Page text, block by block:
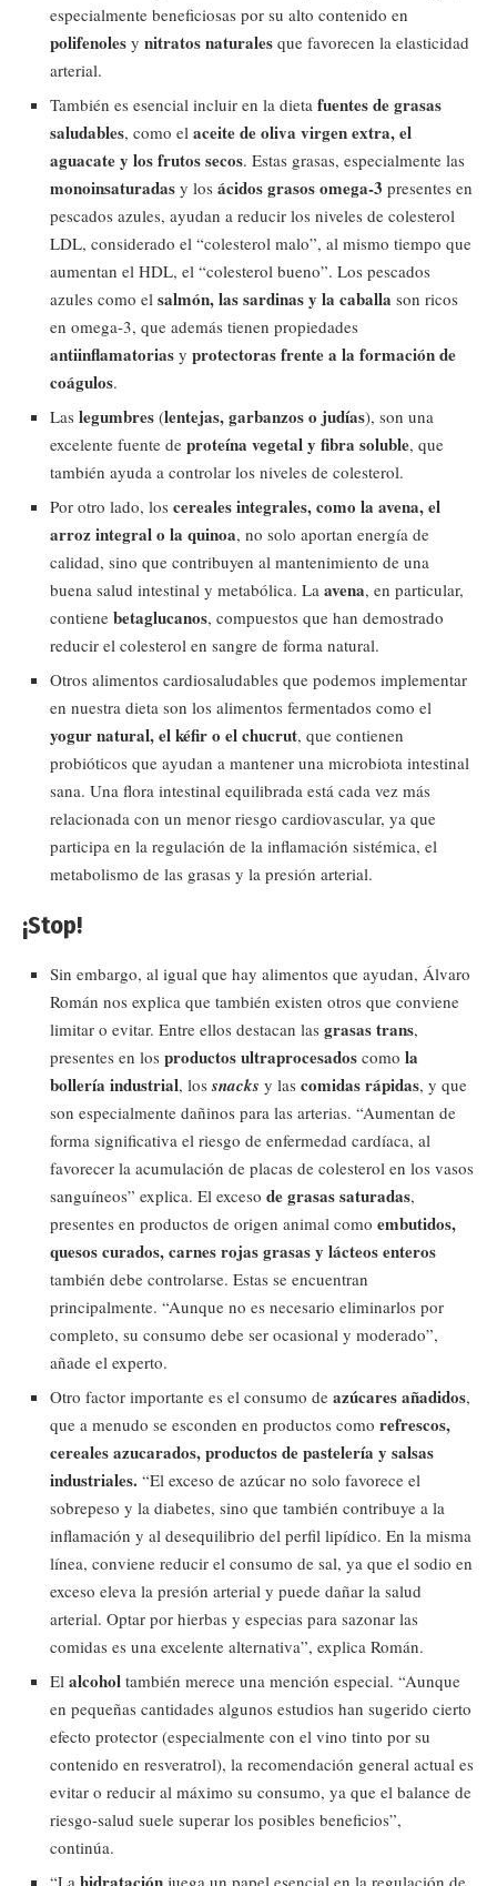
especialmente beneficiosas por su alto contenido en
polifenoles y nitratos naturales que favorecen la elasticidad
arterial.
También es esencial incluir en la dieta fuentes de grasas
saludables, como el aceite de oliva virgen extra, el
aguacate y los frutos secos. Estas grasas, especialmente las
monoinsaturadas y los ácidos grasos omega-3 presentes en
pescados azules, ayudan a reducir los niveles de colesterol
LDL, considerado el “colesterol malo”, al mismo tiempo que
aumentan el HDL, el “colesterol bueno”. Los pescados
azules como el salmón, las sardinas y la caballa son ricos
en omega-3, que además tienen propiedades
antiinflamatorias y protectoras frente a la formación de
coágulos.
Las legumbres (lentejas, garbanzos o judías), son una
excelente fuente de proteína vegetal y fibra soluble, que
también ayuda a controlar los niveles de colesterol.
Por otro lado, los cereales integrales, como la avena, el
arroz integral o la quinoa, no solo aportan energía de
calidad, sino que contribuyen al mantenimiento de una
buena salud intestinal y metabólica. La avena, en particular,
contiene betaglucanos, compuestos que han demostrado
reducir el colesterol en sangre de forma natural.
Otros alimentos cardiosaludables que podemos implementar
en nuestra dieta son los alimentos fermentados como el
yogur natural, el kéfir o el chucrut, que contienen
probióticos que ayudan a mantener una microbiota intestinal
sana. Una flora intestinal equilibrada está cada vez más
relacionada con un menor riesgo cardiovascular, ya que
participa en la regulación de la inflamación sistémica, el
metabolismo de las grasas y la presión arterial.
¡Stop!
Sin embargo, al igual que hay alimentos que ayudan, Álvaro
Román nos explica que también existen otros que conviene
limitar o evitar. Entre ellos destacan las grasas trans,
presentes en los productos ultraprocesados como la
bollería industrial, los snacks y las comidas rápidas, y que
son especialmente dañinos para las arterias. “Aumentan de
forma significativa el riesgo de enfermedad cardíaca, al
favorecer la acumulación de placas de colesterol en los vasos
sanguíneos” explica. El exceso de grasas saturadas,
presentes en productos de origen animal como embutidos,
quesos curados, carnes rojas grasas y lácteosenteros
también debe controlarse. Estas se encuentran
principalmente. “Aunque no es necesario eliminarlos por
completo, su consumo debe ser ocasional y moderado”,
añade el experto.
Otro factor importante es el consumo de azúcares añadidos,
que a menudo se esconden en productos como refrescos,
cereales azucarados, productos de pastelería y salsas
industriales. “El exceso de azúcar no solo favorece el
sobrepeso y la diabetes, sino que también contribuye a la
inflamación y al desequilibrio del perfil lipídico. En la misma
línea, conviene reducir el consumo de sal, ya que el sodio en
exceso eleva la presión arterial y puede dañar la salud
arterial. Optar por hierbas y especias para sazonar las
comidas es una excelente alternativa”, explica Román.
El alcohol también merece una mención especial. “Aunque
en pequeñas cantidades algunos estudios han sugerido cierto
efecto protector (especialmente con el vino tinto por su
contenido en resveratrol), la recomendación general actual es
evitar o reducir al máximo su consumo, ya que el balance de
riesgo-salud suele superar los posibles beneficios”,
continúa.
“La
juega un papel esencial en la regulación de